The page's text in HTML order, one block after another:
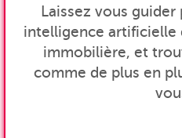
Laissez vous guider
intelligence artificielle
immobilière, et
comme de plus en